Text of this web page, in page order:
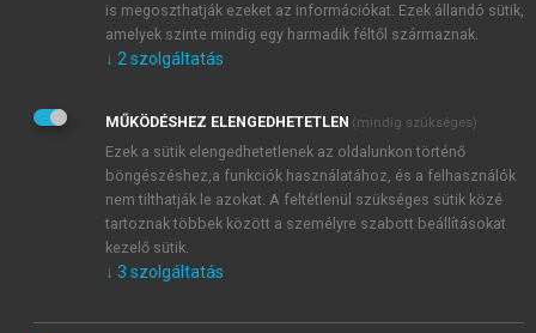
Kérek értesítést a MeRSZ újdonságairól, akcióiról.
Kérek értesítést az Akadémiai Kiadó Zrt. újdonságairól,
Adatkezelési tájékoztatóbanfoglaltakat tudomásul
veszem és elfogadom.
Általános vásárlási feltételeket, valamint a szotar.netés a
mersz.huoldalak licencszerződéseiben foglaltakat
tudomásul veszem és elfogadom.
KIPRÓBÁLOM
is megoszthatják ezeket az információkat. Ezek állandó sütik,
amelyek szinte mindig egy harmadik féltől származnak.
↓ 2 szolgáltatás
MŰKÖDÉSHEZ ELENGEDHETETLEN (mindig szükséges)
Ezek a sütik elengedhetetlenek az oldalunkon történő
böngészéshez,a funkciók használatához, és a felhasználók
nem tilthatják le azokat. A feltétlenül szükséges sütik közé
tartoznak többek között a személyre szabott beállításokat
kezelő sütik.
↓ 3 szolgáltatás